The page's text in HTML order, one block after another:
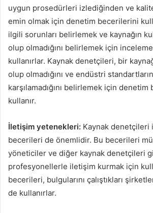
uygun prosedürleri izlediğinden ve
emin olmak için denetim becerilerini
ilgili sorunları belirlemek ve kaynağın
olup olmadığını belirlemek için
kullanırlar. Kaynak denetçileri, bir
olup olmadığını ve endüstri
karşılamadığını belirlemek için
kullanır.
İletişim yetenekleri: Kaynak denetçileri
becerileri de önemlidir. Bu becerileri
yöneticiler ve diğer kaynak denetçileri
profesyonellerle iletişim kurmak için
becerileri, bulgularını çalıştıkları
de kullanırlar.